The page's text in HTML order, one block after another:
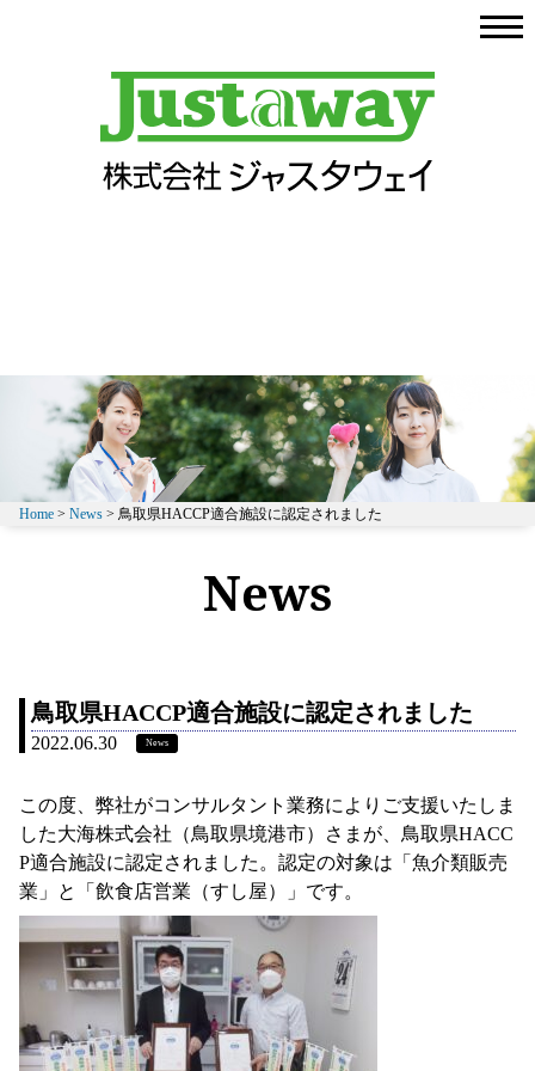
Home > News > 鳥取県HACCP適合施設に認定されました
News
鳥取県HACCP適合施設に認定されました
2022.06.30 News
この度、弊社がコンサルタント業務によりご支援いたしま
した大海株式会社（鳥取県境港市）さまが、鳥取県HACC
P適合施設に認定されました。認定の対象は「魚介類販売
業」と「飲食店営業（すし屋）」です。